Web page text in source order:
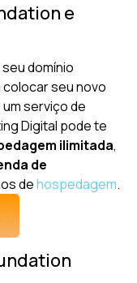
e
domínio
seu novo
serviço de
Digital pode te
ilimitada,
de
dehospedagem.